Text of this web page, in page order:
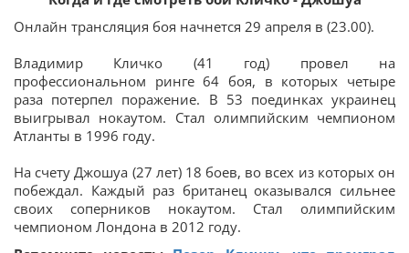
Онлайн трансляция боя начнется 29 апреля в (23.00).
Владимир Кличко (41 год) провел на
профессиональном ринге 64 боя, в которых четыре
раза потерпел поражение. В 53 поединках украинец
выигрывал нокаутом. Стал олимпийским чемпионом
Атланты в 1996 году.
На счету Джошуа (27 лет) 18 боев, во всех из которых он
побеждал. Каждый раз британец оказывался сильнее
своих соперников нокаутом. Стал олимпийским
чемпионом Лондона в 2012 году.